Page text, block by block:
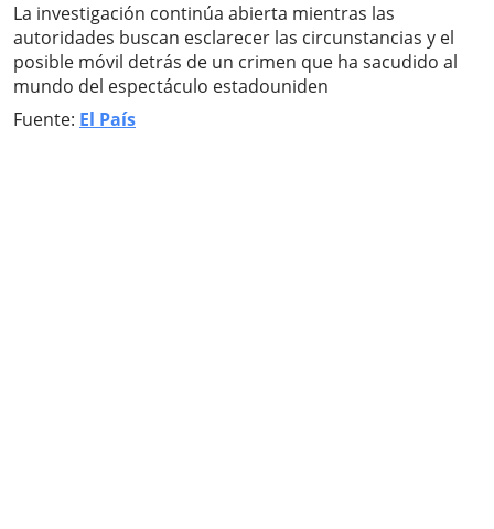
La investigación continúa abierta mientras las
autoridades buscan esclarecer las circunstancias y el
posible móvil detrás de un crimen que ha sacudido al
mundo del espectáculo estadouniden
Fuente: El País